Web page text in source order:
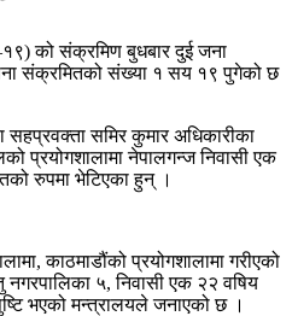
को संक्रमिण बुधबार दुई जना
संक्रमितको संख्या १ सय १९ पुगेको छ
समिर कुमार अधिकारीका
नेपालगन्ज निवासी एक
रुपमा भेटिएका हुन् ।
काठमाडौंको प्रयोगशालामा गरीएको
नगरपालिका ५, निवासी एक २२ वषिय
भएको मन्त्रालयले जनाएको छ ।